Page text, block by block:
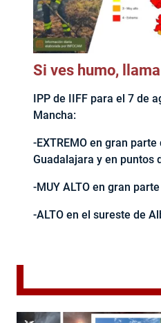
Si ves humo,
IPP de IIFF para el 7 de
Mancha:
-EXTREMO en gran
Guadalajara y en puntos
-MUY ALTO en gran
-ALTO en el sureste de